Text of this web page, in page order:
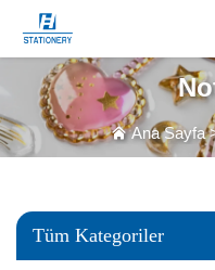
Ürünler
Özelleştirilmiş
Ana Sayfa
Tüm Kategoriler